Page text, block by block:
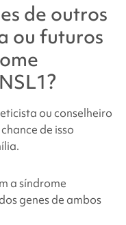
de outros
ou futuros
?
ou conselheiro
de isso
asíndrome
genes de ambos